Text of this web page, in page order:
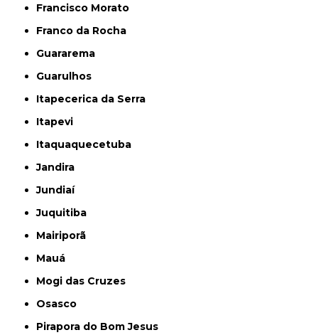
Francisco Morato
Franco da Rocha
Guararema
Guarulhos
Itapecerica da Serra
Itapevi
Itaquaquecetuba
Jandira
Jundiaí
Juquitiba
Mairiporã
Mauá
Mogi das Cruzes
Osasco
Pirapora do Bom Jesus